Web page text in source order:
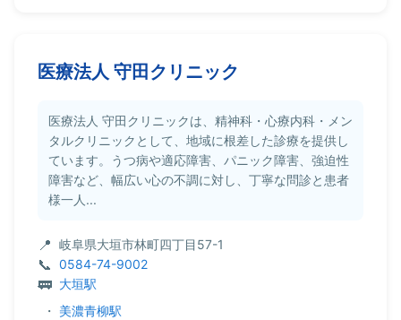
医療法人 守田クリニック
医療法人 守田クリニックは、精神科・心療内科・メン
タルクリニックとして、地域に根差した診療を提供し
ています。うつ病や適応障害、パニック障害、強迫性
障害など、幅広い心の不調に対し、丁寧な問診と患者
様一人...
岐阜県大垣市林町四丁目57-1
0584-74-9002
大垣駅
・ 美濃青柳駅